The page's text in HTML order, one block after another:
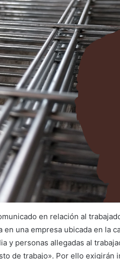
en relación al
una empresa ubicada en la
y personas allegadas al
de trabajo». Por ello exigirán